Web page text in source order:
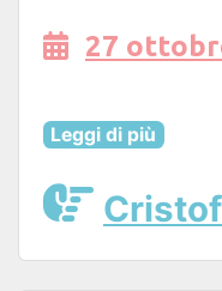
27
Leggi di più